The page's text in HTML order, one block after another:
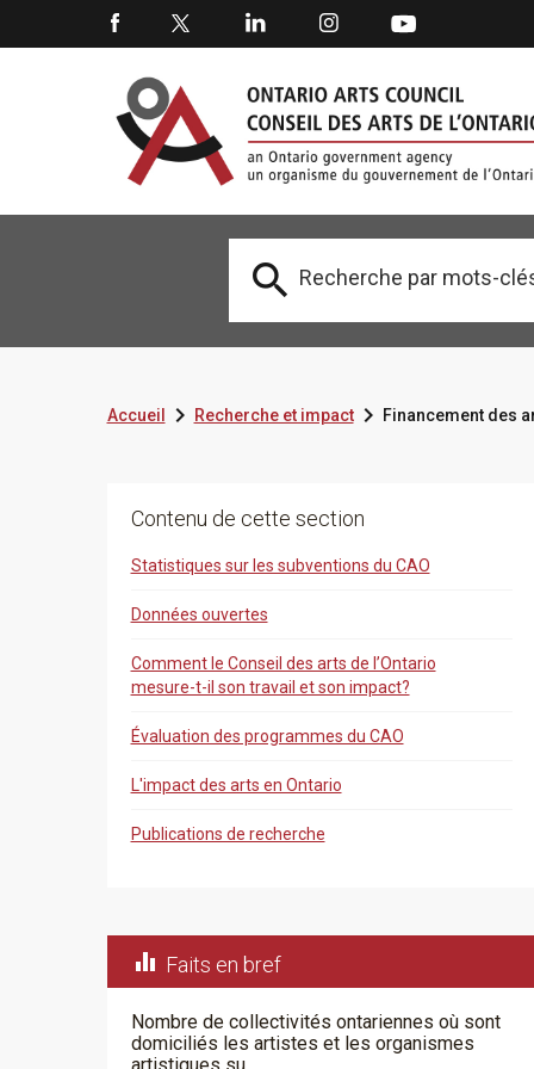

Accueil Recherche et impact Financement des
Contenu de cette section
Statistiques sur les subventions du CAO
Données ouvertes
Comment le Conseil des arts de l’Ontario
mesure-t-il son travail et son impact?
Évaluation des programmes du CAO
L'impact des arts en Ontario
Publications de recherche
 Faits en bref
Nombre de collectivités ontariennes où sont
domiciliés les artistes et les organismes